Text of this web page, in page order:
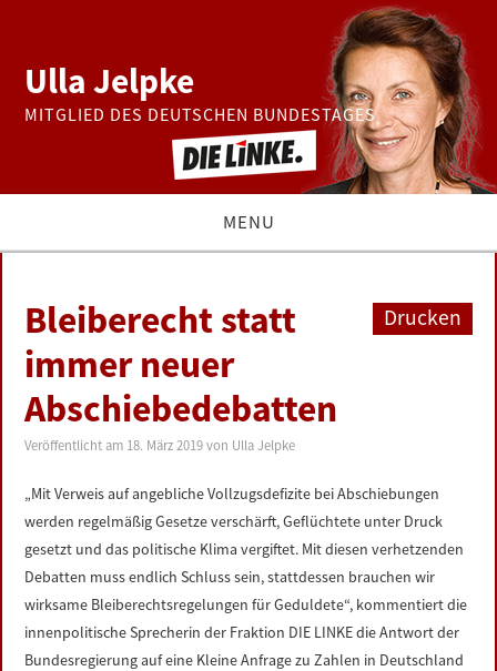
Ulla Jelpke
MITGLIED DES DEUTSCHEN BUNDESTAGES
MENU
BUNDESTAG
PRESSE
ZUR PERSON
LINKS
DATENSCHUTZERKLÄRUNG
IMPRESSUM
Drucken
Bleiberecht statt
immer neuer
Abschiebedebatten
Veröffentlicht am 18. März 2019 von Ulla Jelpke
„Mit Verweis auf angebliche Vollzugsdefizite bei Abschiebungen
werden regelmäßig Gesetze verschärft, Geflüchtete unter Druck
gesetzt und das politische Klima vergiftet. Mit diesen verhetzenden
Debatten muss endlich Schluss sein, stattdessen brauchen wir
wirksame Bleiberechtsregelungen für Geduldete“, kommentiert die
innenpolitische Sprecherin der Fraktion DIE LINKE die Antwort der
Bundesregierung auf eine Kleine Anfrage zu Zahlen in Deutschland